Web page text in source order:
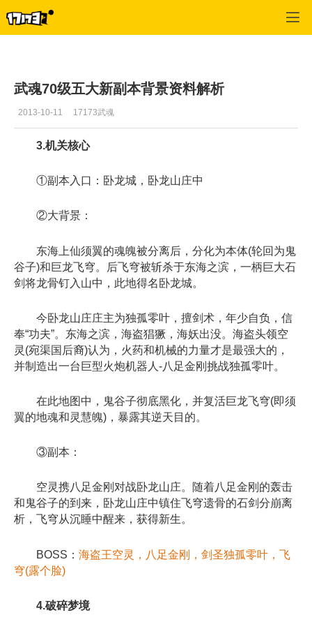
武魂70级五大新副本背景资料解析
2013-10-11 17173武魂
3.机关核心
①副本入口：卧龙城，卧龙山庄中
②大背景：
东海上仙须翼的魂魄被分离后，分化为本体(轮回为鬼
谷子)和巨龙飞穹。后飞穹被斩杀于东海之滨，一柄巨大石
剑将龙骨钉入山中，此地得名卧龙城。
今卧龙山庄庄主为独孤零叶，擅剑术，年少自负，信
奉“功夫”。东海之滨，海盗猖獗，海妖出没。海盗头领空
灵(宛渠国后裔)认为，火药和机械的力量才是最强大的，
并制造出一台巨型火炮机器人-八足金刚挑战独孤零叶。
在此地图中，鬼谷子彻底黑化，并复活巨龙飞穹(即须
翼的地魂和灵慧魄)，暴露其逆天目的。
③副本：
空灵携八足金刚对战卧龙山庄。随着八足金刚的轰击
和鬼谷子的到来，卧龙山庄中镇住飞穹遗骨的石剑分崩离
析，飞穹从沉睡中醒来，获得新生。
BOSS： 海盗王空灵，八足金刚，剑圣独孤零叶，飞
穹(露个脸)
4.破碎梦境